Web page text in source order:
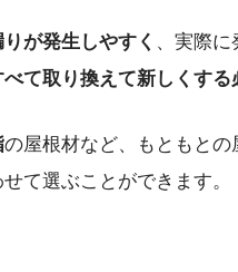
が発生しやすく 、実際に
て取り換えて新しくする
の屋根材など、もともと
て選ぶことができます。